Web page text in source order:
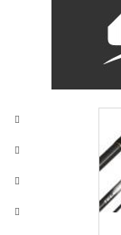
- Грижа